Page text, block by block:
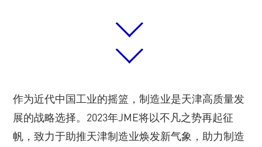
作为近代中国工业的摇篮，制造业是天津高质量发
展的战略选择。2023年JME将以不凡之势再起征
帆，致力于助推天津制造业焕发新气象，助力制造